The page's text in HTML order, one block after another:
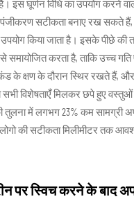
इस घूर्णन विधि का उपयोग करने
पंजीकरण सटीकता बनाए रख सकते
किया जाता है। इसके पीछे
करता है, ताकि उच्च
के क्षण के दौरान स्थिर रखते हैं,
विशेषताएँ मिलकर छपे हुए
तुलना में लगभग 23% कम सामग्री
की सटीकता मिलीमीटर तक
पर स्विच करने के बाद